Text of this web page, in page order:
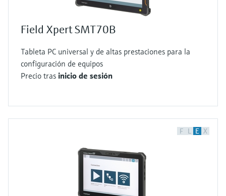
Field Xpert SMT70B
Tableta PC universal y de altas prestaciones para la
configuración de equipos
Precio tras inicio de sesión
F L E X